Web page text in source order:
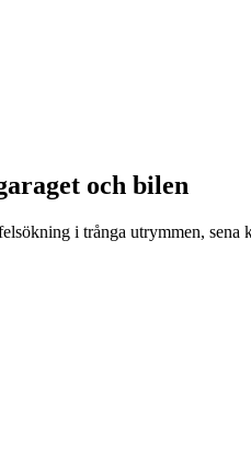
och bilen
i trånga utrymmen,